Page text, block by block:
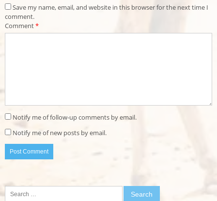
Save my name, email, and website in this browser for the next time I
comment.
Comment*
Notify me of follow-up comments by email.
Notify me of new posts by email.
Search
for: